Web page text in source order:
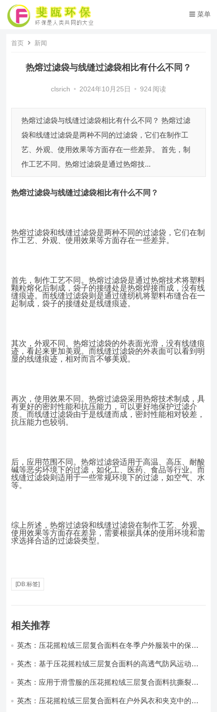
菜单
首页 新闻
热熔过滤袋与线缝过滤袋相比有什么不同？
clsrich • 2024年10月25日 • 924 阅读
热熔过滤袋与线缝过滤袋相比有什么不同？ 热熔过滤
袋和线缝过滤袋是两种不同的过滤袋，它们在制作工
艺、外观、使用效果等方面存在一些差异。 首先，制
作工艺不同。热熔过滤袋是通过热熔技...
热熔过滤袋与线缝过滤袋相比有什么不同 ？
热熔过滤袋和线缝过滤袋是两种不同的过滤袋，它们在制
作工艺、外观、使用效果等方面存在一些差异。
首先，制作工艺不同。热熔过滤袋是通过热熔技术将塑料
颗粒熔化后制成，袋子的接缝处是热熔焊接而成，没有线
缝痕迹。而线缝过滤袋则是通过缝纫机将塑料布缝合在一
起制成，袋子的接缝处是线缝痕迹。
其次，外观不同。热熔过滤袋的外表面光滑，没有线缝痕
迹，看起来更加美观。而线缝过滤袋的外表面可以看到明
显的线缝痕迹，相对而言不够美观。
再次，使用效果不同。热熔过滤袋采用热熔技术制成，具
有更好的密封性能和抗压能力，可以更好地保护过滤介
质。而线缝过滤袋由于是线缝而成，密封性能相对较差，
抗压能力也较弱。
后，应用范围不同。热熔过滤袋适用于高温、高压、耐酸
碱等恶劣环境下的过滤，如化工、医药、食品等行业。而
线缝过滤袋则适用于一些常规环境下的过滤，如空气、水
等。
综上所述，热熔过滤袋和线缝过滤袋在制作工艺、外观、
使用效果等方面存在差异，需要根据具体的使用环境和需
求选择合适的过滤袋类型。
[DB:标签]
相关推荐
英杰：压花摇粒绒三层复合面料在冬季户外服装中的保暖
英杰：基于压花摇粒绒三层复合面料的高透气防风运动服
英杰：应用于滑雪服的压花摇粒绒三层复合面料抗撕裂与
英杰：压花摇粒绒三层复合面料在户外风衣和夹克中的应